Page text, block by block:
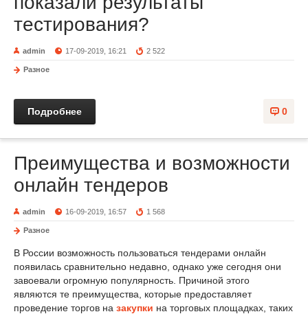
тестирования?
admin 17-09-2019, 16:21 2 522
Разное
0
Подробнее
Преимущества и возможности
онлайн тендеров
admin 16-09-2019, 16:57 1 568
Разное
В России возможность пользоваться тендерами онлайн
появилась сравнительно недавно, однако уже сегодня они
завоевали огромную популярность. Причиной этого
являются те преимущества, которые предоставляет
проведение торгов на закупки на торговых площадках, таких